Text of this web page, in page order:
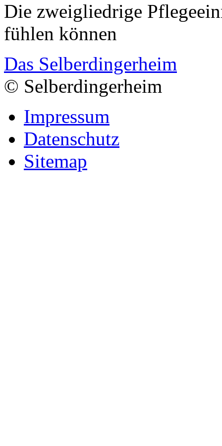
Die zweigliedrige
fühlen können
Das Selberdingerheim
© Selberdingerheim
Impressum
Datenschutz
Sitemap